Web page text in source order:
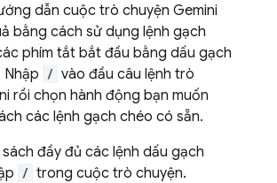
dẫn cuộc trò chuyện Gemini
bằng cách sử dụng lệnh gạch
phím tắt bắt đầu bằng dấu gạch
Nhập / vào đầu câu lệnh trò
rồi chọn hành động bạn muốn
các lệnh gạch chéo có sẵn.
đầy đủ các lệnh dấu gạch
/ trong cuộc trò chuyện.